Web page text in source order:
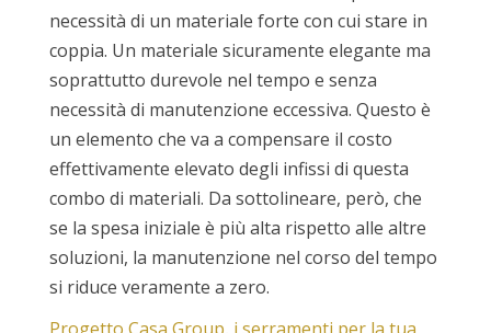
necessità di un materiale forte con cui stare in
coppia. Un materiale sicuramente elegante ma
soprattutto durevole nel tempo e senza
necessità di manutenzione eccessiva. Questo è
un elemento che va a compensare il costo
effettivamente elevato degli infissi di questa
combo di materiali. Da sottolineare, però, che
se la spesa iniziale è più alta rispetto alle altre
soluzioni, la manutenzione nel corso del tempo
si riduce veramente a zero.